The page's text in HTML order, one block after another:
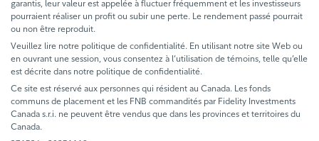
garantis, leur valeur est appelée à fluctuer fréquemment et les investisseurs
pourraient réaliser un profit ou subir une perte. Le rendement passé pourrait
ou non être reproduit.
Veuillez lire notre politique de confidentialité. En utilisant notre site Web ou
en ouvrant une session, vous consentez à l’utilisation de témoins, telle qu’elle
est décrite dans notre politique de confidentialité.
Ce site est réservé aux personnes qui résident au Canada. Les fonds
communs de placement et les FNB commandités par Fidelity Investments
Canada s.r.i. ne peuvent être vendus que dans les provinces et territoires du
Canada.